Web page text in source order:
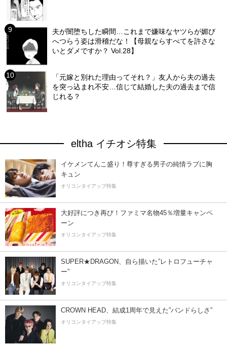
夫が闇堕ちした瞬間…これまで嫌味なヤツらが媚び
へつらう姿は滑稽だな！【母親ならすべてを許さな
いとダメですか？ Vol.28】
「元嫁と別れた理由ってそれ？」友人から夫の過去
を突っ込まれ不安…信じて結婚した夫の過去まで信
じれる？
eltha イチオシ特集
イケメンてんこ盛り！尊すぎる男子の純情ラブに胸
キュン
オリコンタイアップ特集
大好評につき再び！ファミマ名物45％増量キャンペ
ーン
オリコンタイアップ特集
SUPER★DRAGON、自ら描いた”レトロフューチャ
ー”
オリコンタイアップ特集
CROWN HEAD、結成1周年で見えた”バンドらしさ”
オリコンタイアップ特集